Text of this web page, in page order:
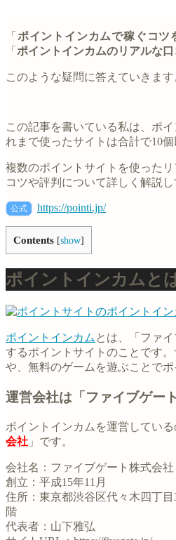
「 ポイントインカムで稼ぐコツ
「 ポイントインカムのリアルな
このような疑問に答えていきます
この記事を書いている私は、ポ
れまで使ったサイトは合計で10個
複数のポイントサイトを使った
コツや評判について詳しく解説し
公式 https://pointi.jp/
Contents [show]
ポイントインカムと
ポイントインカム とは、「ファ
するポイントサイトのことです
や、無料のゲームを遊ぶことでポ
運営会社は「ファイブゲー
ポイントインカムを運営している
会社 」です。
会社名：ファイブゲート株式会社
創立：平成15年11月
住所：東京都渋谷区代々木四丁
階
代表者：山下雅弘